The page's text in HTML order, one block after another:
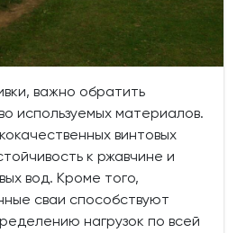
важно обратить
используемых материалов.
винтовых
к ржавчине и
вод. Кроме того,
сваи способствуют
нагрузок по всей